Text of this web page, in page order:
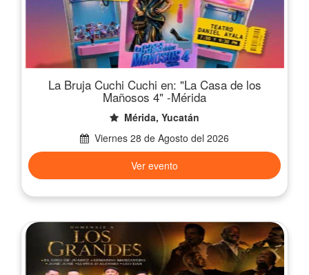
La Bruja Cuchi Cuchi en: "La Casa de los
Mañosos 4" -Mérida
Mérida, Yucatán
Viernes 28 de Agosto del 2026
Ver evento